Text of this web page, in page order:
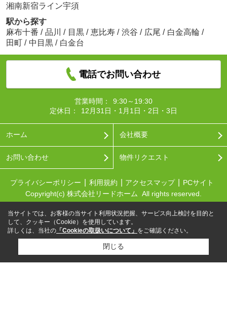
湘南新宿ライン宇須
駅から探す
麻布十番 / 品川 / 目黒 / 恵比寿 / 渋谷 / 広尾 / 白金高輪 /
田町 / 中目黒 / 白金台
電話でお問い合わせ
営業時間：
9:30～19:30
定休日：
12月31日・1月1日・2日・3日
ホーム 会社概要
お問い合わせ 物件リクエスト
プライバシーポリシー 利用規約 アクセスマップ
PCサイト
Copyright(c) 株式会社リードホーム All rights reserved.
当サイトでは、お客様の当サイト利用状況把握、サービス向上検討を目的と
して、クッキー（Cookie）を使用しています。
詳しくは、当社の 「Cookieの取扱いについて」 をご確認ください。
閉じる